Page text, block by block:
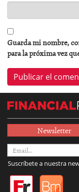
Guarda mi nombre,
para la próxima vez
Newsletter
Suscríbete a nuestra